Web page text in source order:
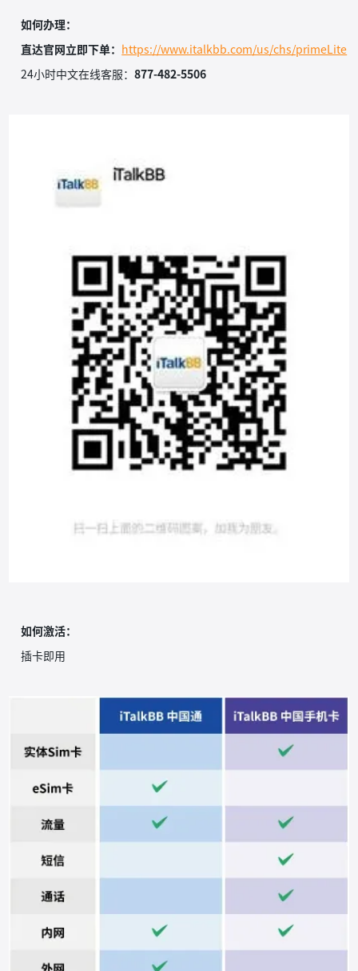
如何办理：
直达官网立即下单： https://www.italkbb.com/us/chs/primeLite
24小时中文在线客服：877-482-5506
如何激活：
插卡即用